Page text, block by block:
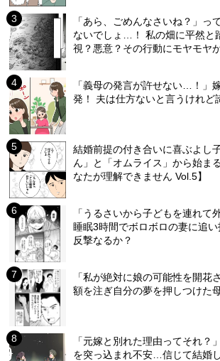
「あら、ごめんなさいね？」っ
ないでしょ…！ 私の畑に平然
視？悪意？その行動にモヤモヤ
「義母の発言が許せない…！」
発！ 夫は仕方ないと言うけれど
結婚前提の付き合いに喜ぶよし
ん」と「オムライス」から始ま
なたが理解できません Vol.5】
「うるさいから子どもを連れて
睡眠3時間でボロボロの妻に追
反撃なるか？
「私が絶対に娘の可能性を開
額を注ぎ自分の夢を押しつけた
「元嫁と別れた理由ってそれ？
を突っ込まれ不安…信じて結婚